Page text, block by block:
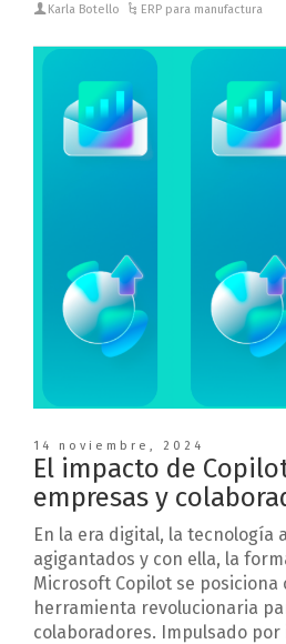
Karla Botello ERP para manufactura
14 noviembre, 2024
El impacto de
empresas y
En la era digital, la tecnología
agigantados y con ella, la
Microsoft Copilot se posiciona
herramienta revolucionaria
colaboradores. Impulsado